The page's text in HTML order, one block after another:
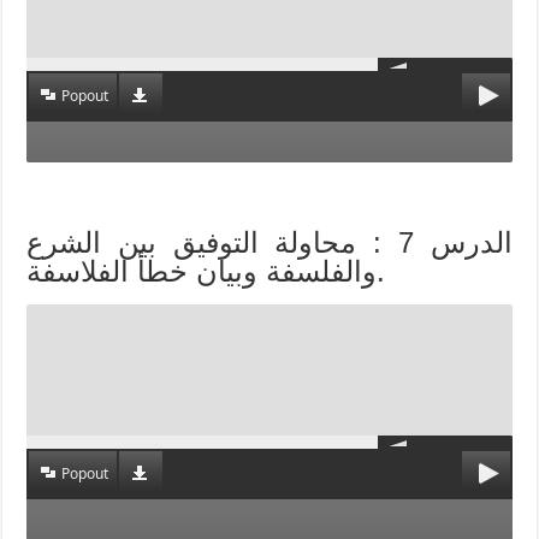
Popout
الدرس 7 : محاولة التوفيق بين الشرع
والفلسفة وبيان خطأ الفلاسفة.
Popout